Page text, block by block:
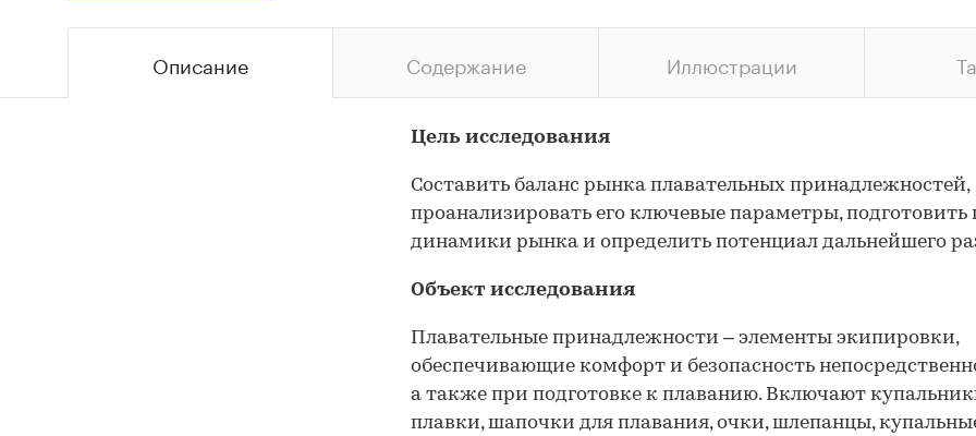
Описание Содержание Иллюстрации
Цель исследования
Составить баланс рынка плавательных принадлежностей,
проанализировать его ключевые параметры, подготовить
динамики рынка и определить потенциал дальнейшего
Объект исследования
Плавательные принадлежности – элементы экипировки,
обеспечивающие комфорт и безопасность
а также при подготовке к плаванию. Включают
плавки, шапочки для плавания, очки, шлепанцы,